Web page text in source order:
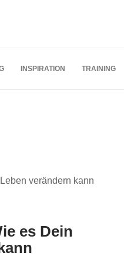
INSPIRATION TRAINING
es Dein